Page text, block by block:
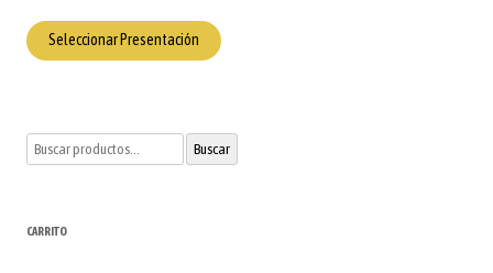
Seleccionar Presentación
Buscar
por:
Buscar
CARRITO